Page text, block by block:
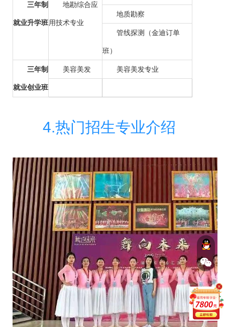
三年制
就业升学班
地勘综合应
用技术专业
地质勘察
管线探测（金迪订单
班）
三年制
就业创业班
美容美发 美容美发专业
4.热门招生专业介绍